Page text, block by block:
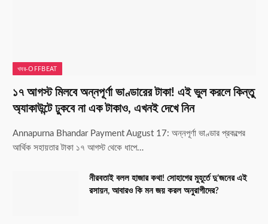
খবর-OFFBEAT
১৭ আগস্ট মিলবে অন্নপূর্ণা ভাণ্ডারের টাকা! এই ভুল করলে কিন্তু
অ্যাকাউন্টে ঢুকবে না এক টাকাও, এখনই দেখে নিন
Annapurna Bhandar Payment August 17: অন্নপূর্ণা ভাণ্ডার প্রকল্পের
আর্থিক সহায়তার টাকা ১৭ আগস্ট থেকে ধাপে…
নীরবতাই বলল হাজার কথা! সোহাগের মুহূর্তে দু’জনের এই
রসায়ন, আবারও কি মন জয় করল অনুরাগীদের?